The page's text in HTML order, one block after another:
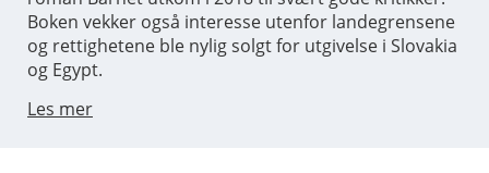
Boken vekker også interesse utenfor landegrensene
og rettighetene ble nylig solgt for utgivelse i Slovakia
og Egypt.
Les mer